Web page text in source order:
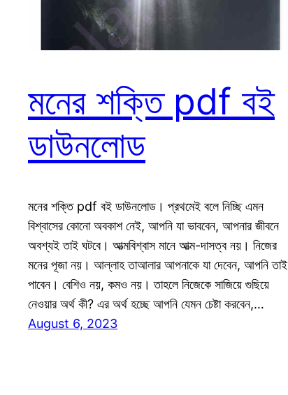
মনের শক্তি pdf বই
ডাউনলোড
মনের শক্তি pdf বই ডাউনলোড। প্রথমেই বলে নিচ্ছি এমন
বিশ্বাসের কোনো অবকাশ নেই, আপনি যা ভাববেন, আপনার জীবনে
অবশ্যই তাই ঘটবে। আত্মবিশ্বাস মানে আত্ম-দাসত্ব নয়। নিজের
মনের পূজা নয়। আল্লাহ তাআলার আপনাকে যা দেবেন, আপনি তাই
পাবেন। বেশিও নয়, কমও নয়। তাহলে নিজেকে সাজিয়ে গুছিয়ে
নেওয়ার অর্থ কী? এর অর্থ হচ্ছে আপনি যেমন চেষ্টা করবেন,…
August 6, 2023